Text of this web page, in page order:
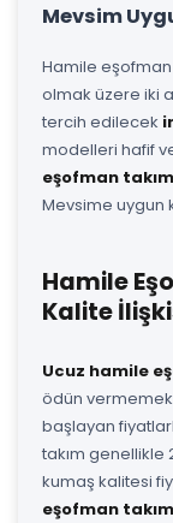
Mevsim
Hamile eşofman
olmak üzere iki
tercih edilecek
modelleri hafif
eşofman
Mevsime uygun
Hamile
Kalite
Ucuz hamile
ödün vermemek
başlayan
takım genellikle
kumaş kalitesi
eşofman